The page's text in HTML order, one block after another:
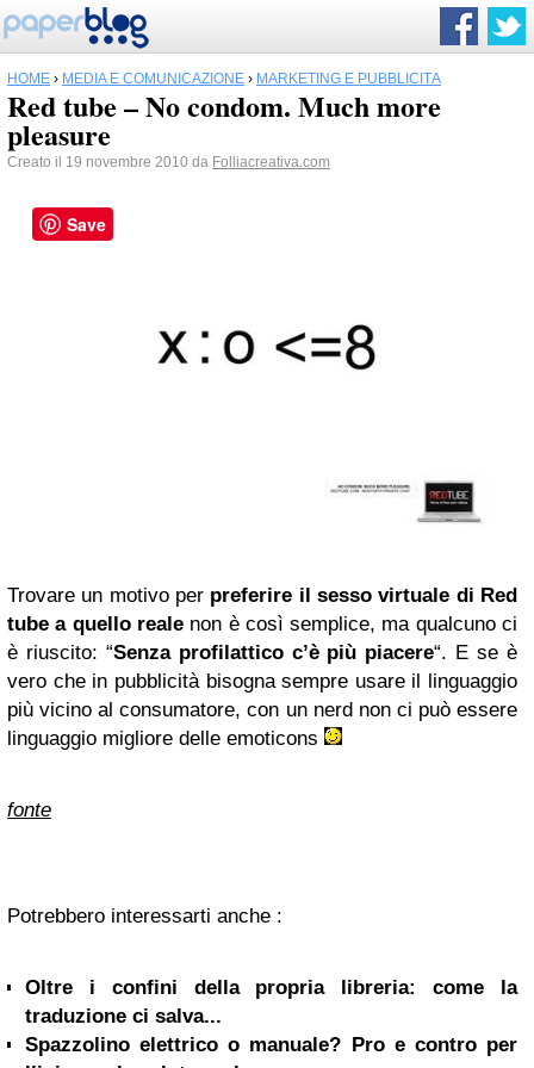
HOME › MEDIA E COMUNICAZIONE › MARKETING E PUBBLICITÀ
Red tube – No condom. Much more
pleasure
Creato il 19 novembre 2010 da Folliacreativa.com
Trovare un motivo per preferire il sesso virtuale di Red
tube a quello realenon è così semplice, ma qualcuno ci
è riuscito: “Senza profilattico c’è più piacere“. E se è
vero che in pubblicità bisogna sempre usare il linguaggio
più vicino al consumatore, con un nerd non ci può essere
linguaggio migliore delle emoticons
fonte
Potrebbero interessarti anche :
Oltre i confini della propria libreria: come la
traduzione ci salva...
Spazzolino elettrico o manuale? Pro e contro per
Save